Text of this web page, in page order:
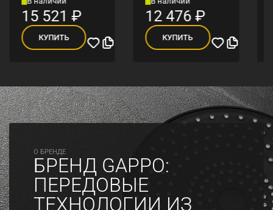
15 521 ₽
КУПИТЬ
12 476₽
КУПИТЬ
O БРЕНДЕ
БРЕНД GAPPO:
ПЕРЕДОВЫЕ
ТЕХНОЛОГИИ ИЗ